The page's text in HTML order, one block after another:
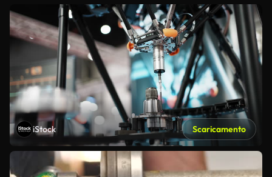
iStock Scaricamento